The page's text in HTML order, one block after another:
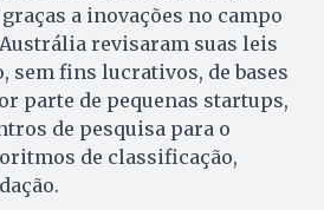
a inovações no campo
revisaram suas leis
sem fins lucrativos, de bases
parte de pequenas startups,
de pesquisa para o
de classificação,